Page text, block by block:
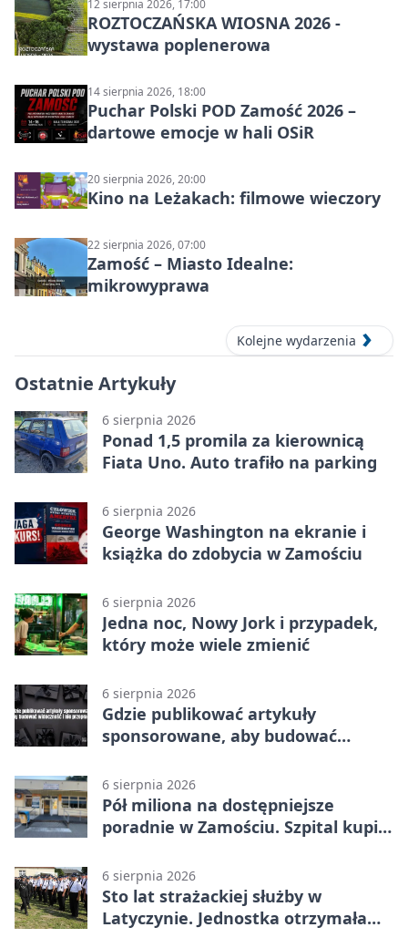
12 sierpnia 2026, 17:00
ROZTOCZAŃSKA WIOSNA 2026 -
wystawa poplenerowa
14 sierpnia 2026, 18:00
Puchar Polski POD Zamość 2026 –
dartowe emocje w hali OSiR
20 sierpnia 2026, 20:00
Kino na Leżakach: filmowe wieczory
22 sierpnia 2026, 07:00
Zamość – Miasto Idealne:
mikrowyprawa
Kolejne wydarzenia
Ostatnie Artykuły
6 sierpnia 2026
Ponad 1,5 promila za kierownicą
Fiata Uno. Auto trafiło na parking
6 sierpnia 2026
George Washington na ekranie i
książka do zdobycia w Zamościu
6 sierpnia 2026
Jedna noc, Nowy Jork i przypadek,
który może wiele zmienić
6 sierpnia 2026
Gdzie publikować artykuły
sponsorowane, aby budować
6 sierpnia 2026
Pół miliona na dostępniejsze
poradnie w Zamościu. Szpital kupi
6 sierpnia 2026
Sto lat strażackiej służby w
Latyczynie. Jednostka otrzymała